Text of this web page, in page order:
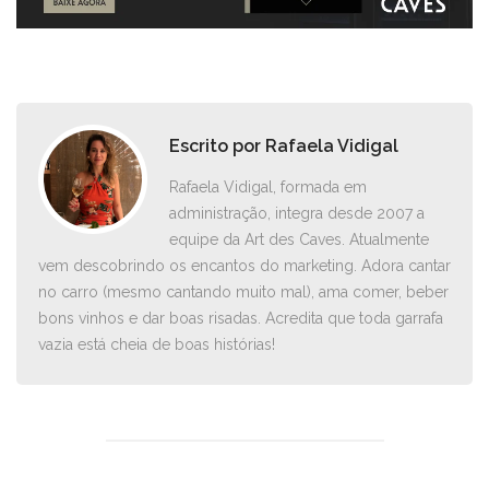
Escrito por Rafaela Vidigal
Rafaela Vidigal, formada em
administração, integra desde 2007 a
equipe da Art des Caves. Atualmente
vem descobrindo os encantos do marketing. Adora cantar
no carro ­(mesmo cantando muito mal), ama comer, beber
bons vinhos e dar boas risadas. Acredita que toda garrafa
vazia está cheia de boas histórias!